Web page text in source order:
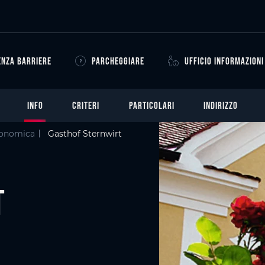
BARRIERE PARCHEGGIARE UFFICIO INFORMAZIONI
INFO CRITERI PARTICOLARI INDIRIZZO
Gasthof Sternwirt